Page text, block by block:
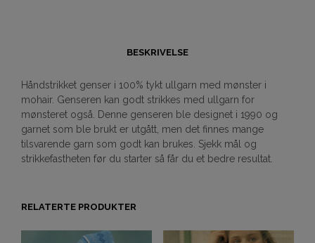
BESKRIVELSE
Håndstrikket genser i 100% tykt ullgarn med mønster i
mohair. Genseren kan godt strikkes med ullgarn for
mønsteret også. Denne genseren ble designet i 1990 og
garnet som ble brukt er utgått, men det finnes mange
tilsvarende garn som godt kan brukes. Sjekk mål og
strikkefastheten før du starter så får du et bedre resultat.
RELATERTE PRODUKTER